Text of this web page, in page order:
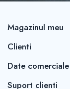
Magazinul meu
Clienti
Date comerciale
Suport clienti